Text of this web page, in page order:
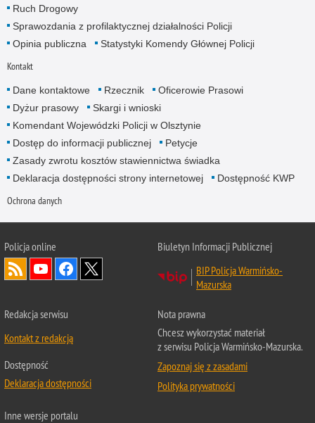
Ruch Drogowy
Sprawozdania z profilaktycznej działalności Policji
Opinia publiczna
Statystyki Komendy Głównej Policji
Kontakt
Dane kontaktowe Rzecznik
Oficerowie Prasowi
Dyżur prasowy
Skargi i wnioski
Komendant Wojewódzki Policji w Olsztynie
Dostęp do informacji publicznej
Petycje
Zasady zwrotu kosztów stawiennictwa świadka
Deklaracja dostępności strony internetowej
Dostępność KWP
Ochrona danych
Policja online
Biuletyn Informacji Publicznej
BIP Policja Warmińsko-
Mazurska
Redakcja serwisu
Kontakt z redakcją
Dostępność
Deklaracja dostępności
Nota prawna
Chcesz wykorzystać materiał
z serwisu Policja Warmińsko-Mazurska.
Zapoznaj się z zasadami
Polityka prywatności
Inne wersje portalu